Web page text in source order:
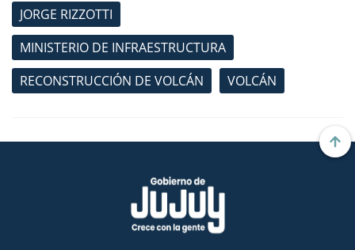
JORGE RIZZOTTI
MINISTERIO DE INFRAESTRUCTURA
RECONSTRUCCIÓN DE VOLCÁN
VOLCÁN